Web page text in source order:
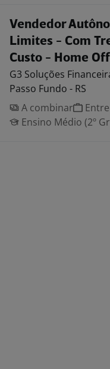
Vendedor
Limites - Com
Custo - Home
G3 Soluções
Passo Fundo - RS
A combinar
Ensino Médio (2º